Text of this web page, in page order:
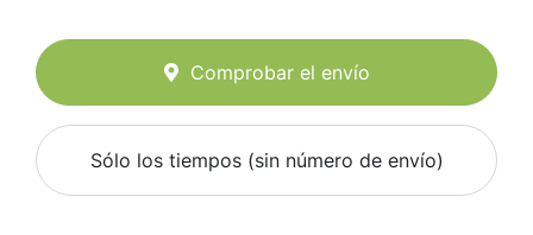
Comprobar el envío
Sólo los tiempos (sin número de envío)